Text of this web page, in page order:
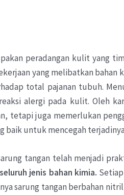
peradangan kulit yang
yang melibatkan bahan
total pajanan tubuh.
alergi pada kulit. Oleh
tetapi juga memerlukan
baik untuk mencegah
tangan telah menjadi
seluruh jenis bahan kimia.
sarung tangan berbahan